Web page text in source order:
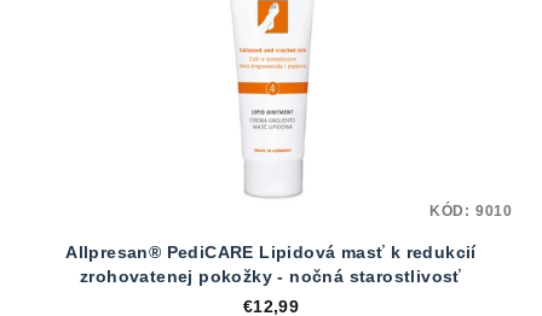
Allpresan® PediCARE Lipidová masť k redukcií
zrohovatenej pokožky - nočná starostlivosť
€12,99
KÓD: 9010